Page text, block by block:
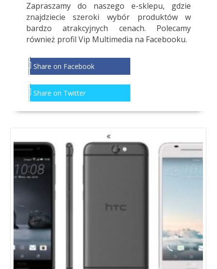
Zapraszamy do naszego e-sklepu, gdzie
znajdziecie szeroki wybór produktów w
bardzo atrakcyjnych cenach. Polecamy
również profil Vip Multimedia na Facebooku.
Share on Facebook
Share on Twitter
NAWIGACJA
PO
WPISACH